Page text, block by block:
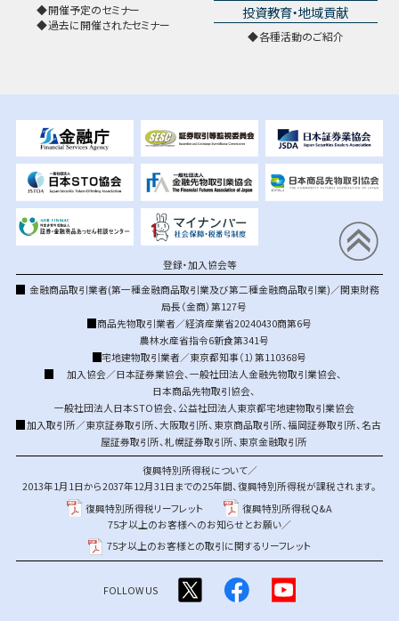
開催予定のセミナー
過去に開催されたセミナー
投資教育・地域貢献
各種活動のご紹介
登録・加入協会等
金融商品取引業者(第一種金融商品取引業及び第二種金融商品取引業)／関東財務
局長（金商）第127号
商品先物取引業者／経済産業省20240430商第6号
農林水産省指令6新食第341号
宅地建物取引業者／東京都知事（1）第110368号
加入協会／日本証券業協会、 一般社団法人金融先物取引業協会、
日本商品先物取引協会、
一般社団法人日本STO協会、 公益社団法人東京都宅地建物取引業協会
加入取引所／東京証券取引所、大阪取引所、 東京商品取引所、福岡証券取引所、名古
屋証券取引所、札幌証券取引所、 東京金融取引所
復興特別所得税について／
2013年1月1日から2037年12月31日までの25年間、復興特別所得税が課税されます。
復興特別所得税リーフレット
復興特別所得税Q&A
75才以上のお客様へのお知らせとお願い／
75才以上のお客様との取引に関するリーフレット
FOLLOW US